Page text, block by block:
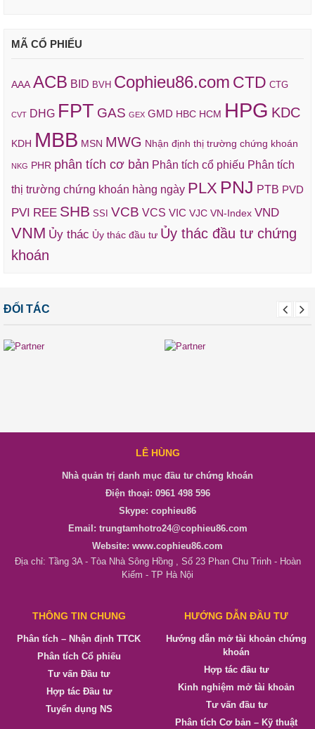
MÃ CỔ PHIẾU
AAA ACB BID BVH Cophieu86.com CTD CTG
CVT DHG FPT GAS GEX GMD HBC HCM HPG KDC
KDH MBB MSN MWG Nhận định thị trường chứng khoán
NKG PHR phân tích cơ bản Phân tích cổ phiếu Phân tích
thị trường chứng khoán hàng ngày PLX PNJ PTB PVD
PVI REE SHB SSI VCB VCS VIC VJC VN-Index VND
VNM Ủy thác Ủy thác đầu tư Ủy thác đầu tư chứng
khoán
ĐỐI TÁC
LÊ HÙNG
Nhà quản trị danh mục đầu tư chứng khoán
Điện thoại: 0961 498 596
Skype: cophieu86
Email: trungtamhotro24@cophieu86.com
Website: www.cophieu86.com
Địa chỉ: Tầng 3A - Tòa Nhà Sông Hồng , Số 23 Phan Chu Trinh - Hoàn
Kiếm - TP Hà Nội
THÔNG TIN CHUNG
Phân tích – Nhận định TTCK
Phân tích Cổ phiếu
Tư vấn Đầu tư
Hợp tác Đầu tư
Tuyển dụng NS
HƯỚNG DẪN ĐẦU TƯ
Hướng dẫn mở tài khoản chứng
khoán
Hợp tác đầu tư
Kinh nghiệm mở tài khoản
Tư vấn đầu tư
Phân tích Cơ bản – Kỹ thuật